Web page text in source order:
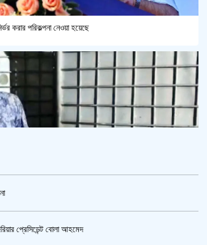
করার পরিকল্পনা নেওয়া হয়েছে
সেনাসদস্য হাফিজুর রহমান
প্রেসিডেন্ট বোলা আহমেদ